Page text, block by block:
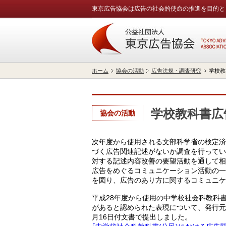
東京広告協会は広告の社会的使命の推進を目的と
ホーム 協会の活動 広告法規・調査研究 学校
協会の活動 学校教科書
次年度から使用される文部科学省の検定
づく広告関連記述がないか調査を行って
対する記述内容改善の要望活動を通して相
広告をめぐるコミュニケーション活動の
を図り、広告のあり方に関するコミュニ
平成28年度から使用の中学校社会科教科
があると認められた表現について、発行
月16日付文書で提出しました。